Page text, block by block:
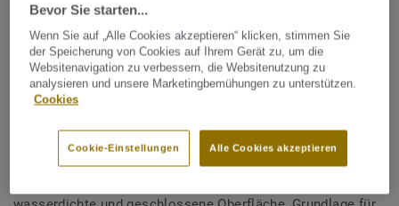
Tarkett Zubehör Komplettsortiment|Schweißschnüre
Schweißschnur für PVC-Böden
- Unicoloured LIGHT GREY
0255
Schweißschnüre werden zur thermischen Verschweißung
Bevor Sie starten...
Wenn Sie auf „Alle Cookies akzeptieren“ klicken, stimmen Sie
der Speicherung von Cookies auf Ihrem Gerät zu, um die
Websitenavigation zu verbessern, die Websitenutzung zu
analysieren und unsere Marketingbemühungen zu unterstützen.
Cookies
Alle Cookies akzeptieren
Cookie-Einstellungen